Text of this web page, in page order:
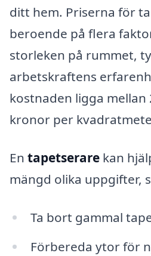
ditt hem. Priserna för
beroende på flera
storleken på rummet,
arbetskraftens
kostnaden ligga mellan
kronor per
En tapetserare kan
mängd olika uppgifter,
Ta bort gammal
Förbereda ytor för